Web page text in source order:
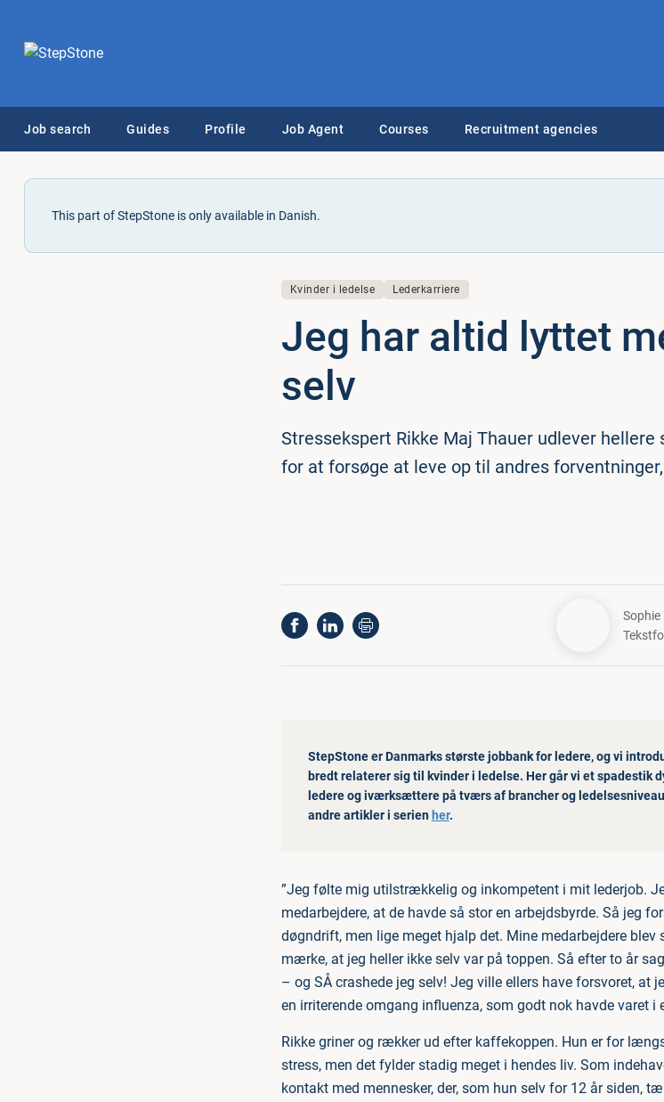
Job search Guides Profile Job Agent Courses Recruitment agencies
This part of StepStone is only available in Danish.
Kvinder i ledelse Lederkarriere
Jeg har altid lyttet
selv
Stressekspert Rikke Maj Thauer udlever
for at forsøge at leve op til andres
Sophie
StepStone er Danmarks største jobbank for ledere, og vi
bredt relaterer sig til kvinder i ledelse. Her går vi et spadestik
ledere og iværksættere på tværs af brancher og
andre artikler i serien her.
”Jeg følte mig utilstrækkelig og inkompetent i mit lederjob.
medarbejdere, at de havde så stor en arbejdsbyrde. Så jeg
døgndrift, men lige meget hjalp det. Mine medarbejdere blev
mærke, at jeg heller ikke selv var på toppen. Så efter to år
– og SÅ crashede jeg selv! Jeg ville ellers have forsvoret, at
en irriterende omgang influenza, som godt nok havde varet i
Rikke griner og rækker ud efter kaffekoppen. Hun er for
stress, men det fylder stadig meget i hendes liv. Som
kontakt med mennesker, der, som hun selv for 12 år siden,